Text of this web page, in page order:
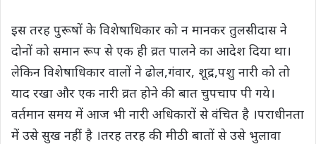
इस तरह पुरूषों के विशेषाधिकार को न मानकर तुलसीदास ने
दोनों को समान रूप से एक ही व्रत पालने का आदेश दिया था।
लेकिन विशेषाधिकार वालों ने ढोल,गंवार, शूद्र,पशु नारी को तो
याद रखा और एक नारी व्रत होने की बात चुपचाप पी गये।
वर्तमान समय में आज भी नारी अधिकारों से वंचित है ।पराधीनता
में उसे सुख नहीं है ।तरह तरह की मीठी बातों से उसे भुलावा